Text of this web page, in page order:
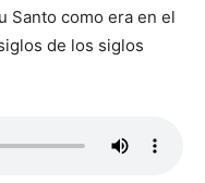
Santo como era en el
de los siglos